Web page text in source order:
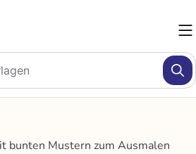
bunten Mustern zum Ausmalen